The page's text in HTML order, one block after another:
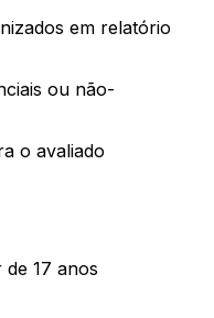
em relatório
ou não-
o avaliado
17 anos